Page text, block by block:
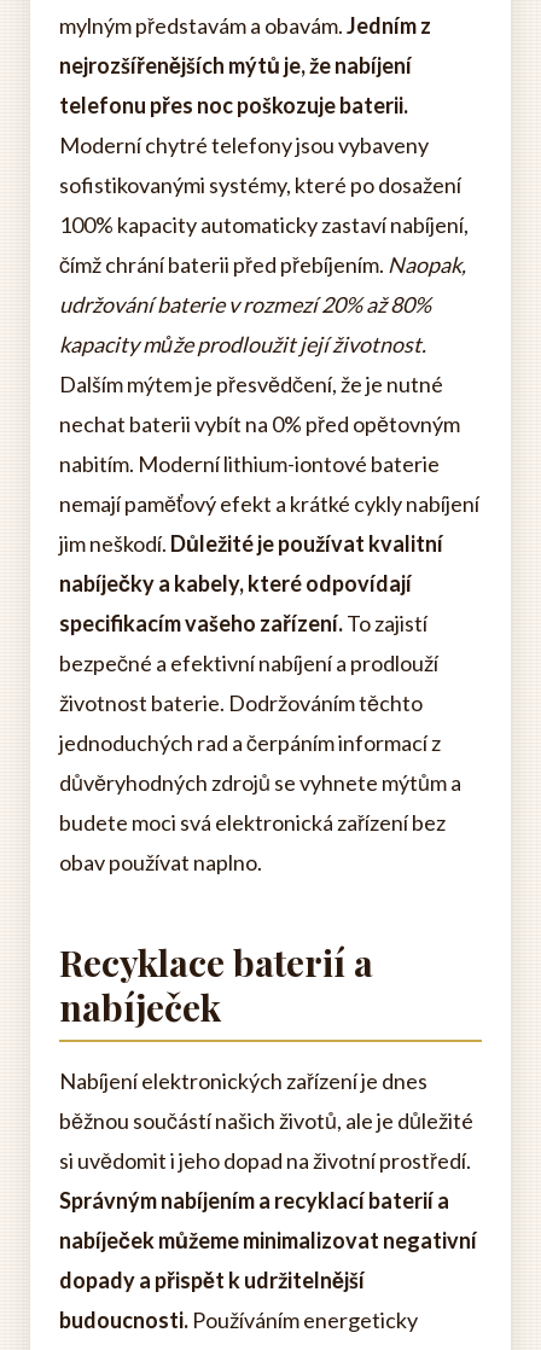
mylným představám a obavám.Jedním z
nejrozšířenějších mýtů je, že nabíjení
telefonu přes noc poškozuje baterii.
Moderní chytré telefony jsou vybaveny
sofistikovanými systémy, které po dosažení
100% kapacity automaticky zastaví nabíjení,
čímž chrání baterii před přebíjením. Naopak,
udržování baterie v rozmezí 20% až 80%
kapacity může prodloužit její životnost.
Dalším mýtem je přesvědčení, že je nutné
nechat baterii vybít na 0% před opětovným
nabitím. Moderní lithium-iontové baterie
nemají paměťový efekt a krátké cykly nabíjení
jim neškodí. Důležité je používat kvalitní
nabíječky a kabely, které odpovídají
specifikacím vašeho zařízení.To zajistí
bezpečné a efektivní nabíjení a prodlouží
životnost baterie. Dodržováním těchto
jednoduchých rad a čerpáním informací z
důvěryhodných zdrojů se vyhnete mýtům a
budete moci svá elektronická zařízení bez
obav používat naplno.
Recyklace baterií a
nabíječek
Nabíjení elektronických zařízení je dnes
běžnou součástí našich životů, ale je důležité
si uvědomit i jeho dopad na životní prostředí.
Správným nabíjením a recyklací baterií a
nabíječek můžeme minimalizovat negativní
dopady a přispět k udržitelnější
budoucnosti. Používáním energeticky